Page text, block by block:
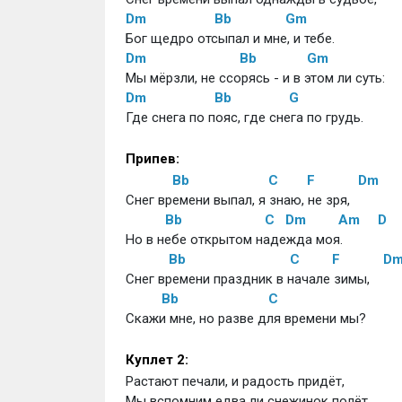
Dm
Bb
Gm
Бог щедро отсыпал и мне, и тебе.
Dm
Bb
Gm
Мы мёрзли, не ссорясь - и в этом ли суть:
Dm
Bb
G
Где снега по пояс, где снега по грудь.
Припев:
Bb
C F
Dm
Снег времени выпал, я знаю, не зря,
Bb
C Dm Am
D
Но в небе открытом надежда моя.
Bb
C F
Снег времени праздник в начале зимы,
Bb
C
Скажи мне, но разве для времени мы?
Куплет 2:
Растают печали, и радость придёт,